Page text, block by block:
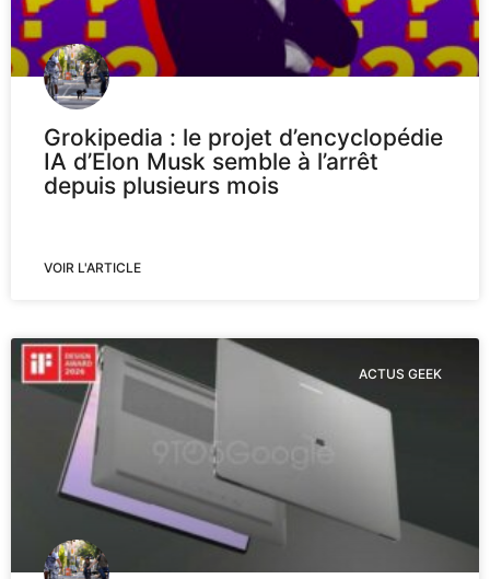
Grokipedia : le projet d’encyclopédie
IA d’Elon Musk semble à l’arrêt
depuis plusieurs mois
VOIR L'ARTICLE
ACTUS GEEK